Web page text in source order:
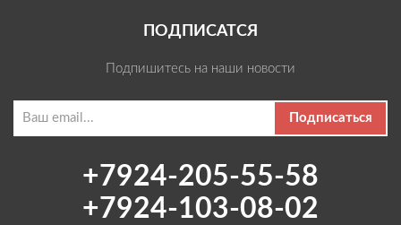
ПОДПИСАТСЯ
Подпишитесь на наши новости
Подписаться
+7924-205-55-58
+7924-103-08-02